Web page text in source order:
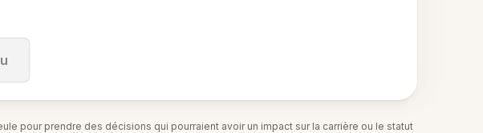
pour prendre des décisions qui pourraient avoir un impact sur la carrière ou le statut